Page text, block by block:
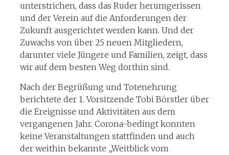
unterstrichen, dass das Ruder herumgerissen
und der Verein auf die Anforderungen der
Zukunft ausgerichtet werden kann. Und der
Zuwachs von über 25 neuen Mitgliedern,
darunter viele Jüngere und Familien, zeigt, dass
wir auf dem besten Weg dorthin sind.
Nach der Begrüßung und Totenehrung
berichtete der 1. Vorsitzende Tobi Börstler über
die Ereignisse und Aktivitäten aus dem
vergangenen Jahr. Corona-bedingt konnten
keine Veranstaltungen stattfinden und auch
der weithin bekannte „Weitblick vom